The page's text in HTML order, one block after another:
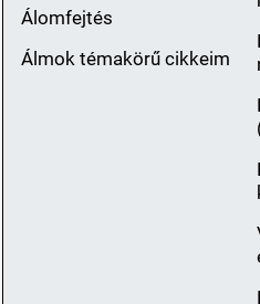
Álomfejtés
Álmok témakörű cikkeim